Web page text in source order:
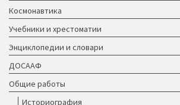
Космонавтика
Учебники и хрестоматии
Энциклопедии и словари
ДОСААФ
Общие работы
Историография